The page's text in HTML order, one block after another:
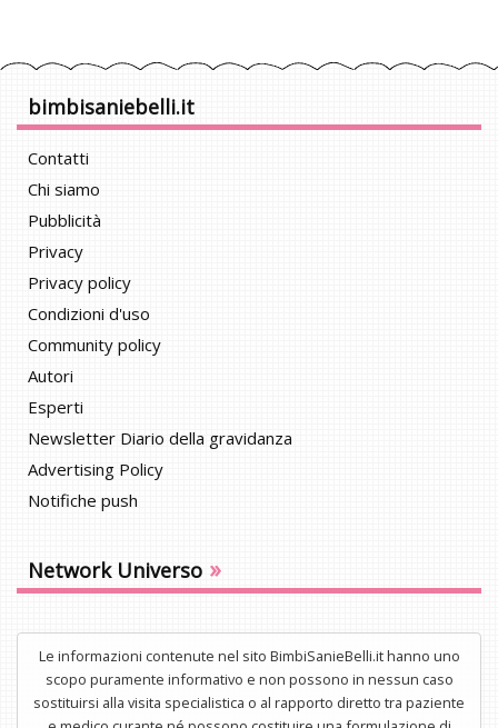
bimbisaniebelli.it
Contatti
Chi siamo
Pubblicità
Privacy
Privacy policy
Condizioni d'uso
Community policy
Autori
Esperti
Newsletter Diario della gravidanza
Advertising Policy
Notifiche push
Network Universo »
Le informazioni contenute nel sito BimbiSanieBelli.it hanno uno
scopo puramente informativo e non possono in nessun caso
sostituirsi alla visita specialistica o al rapporto diretto tra paziente